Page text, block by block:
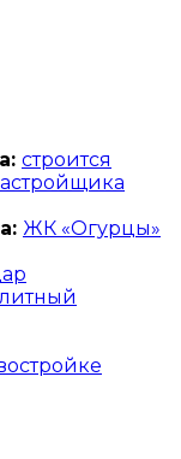
строится
ЖК «Огурцы»